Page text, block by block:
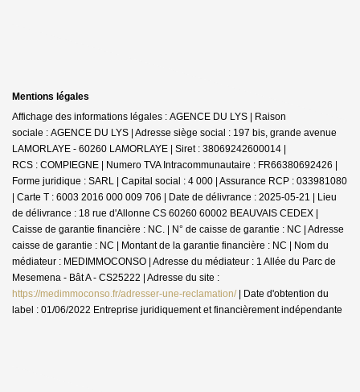
Mentions légales
Affichage des informations légales : AGENCE DU LYS | Raison
sociale : AGENCE DU LYS | Adresse siège social : 197 bis, grande avenue
LAMORLAYE - 60260 LAMORLAYE | Siret : 38069242600014 |
RCS : COMPIEGNE | Numero TVA Intracommunautaire : FR66380692426 |
Forme juridique : SARL | Capital social : 4 000 | Assurance RCP : 033981080
| Carte T : 6003 2016 000 009 706 | Date de délivrance : 2025-05-21 | Lieu
de délivrance : 18 rue d'Allonne CS 60260 60002 BEAUVAIS CEDEX |
Caisse de garantie financière : NC. | N° de caisse de garantie : NC | Adresse
caisse de garantie : NC | Montant de la garantie financière : NC | Nom du
médiateur : MEDIMMOCONSO | Adresse du médiateur : 1 Allée du Parc de
Mesemena - Bât A - CS25222 | Adresse du site :
https://medimmoconso.fr/adresser-une-reclamation/| Date d'obtention du
label : 01/06/2022 Entreprise juridiquement et financièrement indépendante